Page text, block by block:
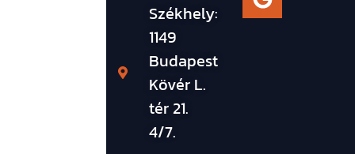
Székhely:
1149
Budapest
Kövér L.
tér 21.
4/7.